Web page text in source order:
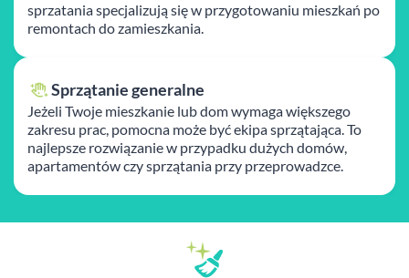
sprzatania specjalizują się w przygotowaniu mieszkań po
remontach do zamieszkania.
Sprzątanie generalne
Jeżeli Twoje mieszkanie lub dom wymaga większego
zakresu prac, pomocna może być ekipa sprzątająca. To
najlepsze rozwiązanie w przypadku dużych domów,
apartamentów czy sprzątania przy przeprowadzce.